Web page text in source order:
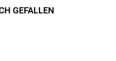
GEFALLEN